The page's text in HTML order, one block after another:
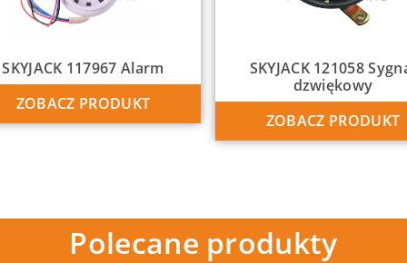
SKYJACK 117967 Alarm
ZOBACZ PRODUKT
SKYJACK 121058
dzwiękowy
ZOBACZ PRODUKT
Polecane produkty